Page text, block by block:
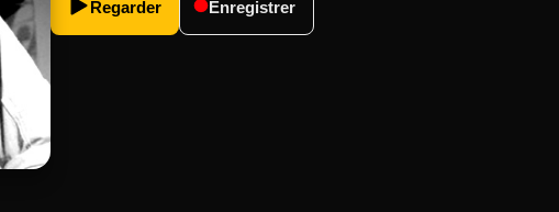
Regarder
Enregistrer